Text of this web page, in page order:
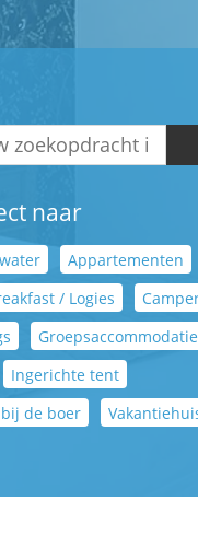
naar
Appartementen
/ Logies
Ingerichte tent
de boer